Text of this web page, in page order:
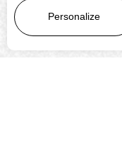
Personalize